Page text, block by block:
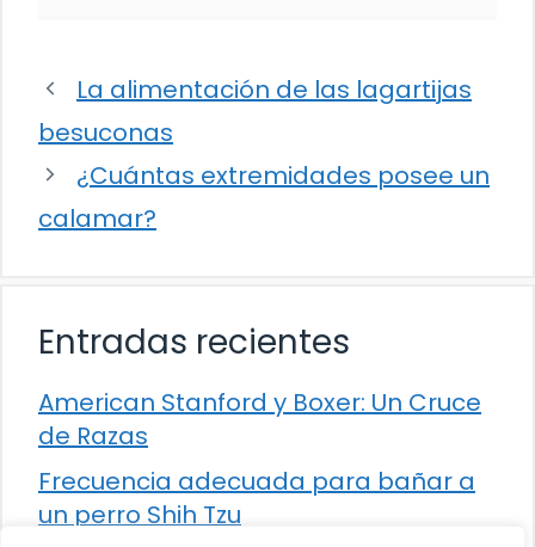
La alimentación de las lagartijas
besuconas
¿Cuántas extremidades posee un
calamar?
Entradas recientes
American Stanford y Boxer: Un Cruce
de Razas
Frecuencia adecuada para bañar a
un perro Shih Tzu